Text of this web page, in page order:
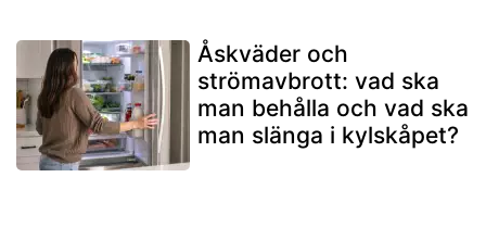
Åskväder och
strömavbrott: vad ska
man behålla och vad ska
man slänga i kylskåpet?